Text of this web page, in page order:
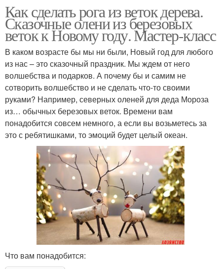
Как сделать рога из веток дерева.
Сказочные олени из березовых
веток к Новому году. Мастер-класс
В каком возрасте бы мы ни были, Новый год для любого
из нас – это сказочный праздник. Мы ждем от него
волшебства и подарков. А почему бы и самим не
сотворить волшебство и не сделать что-то своими
руками? Например, северных оленей для деда Мороза
из… обычных березовых веток. Времени вам
понадобится совсем немного, а если вы возьметесь за
это с ребятишками, то эмоций будет целый океан.
Что вам понадобится: